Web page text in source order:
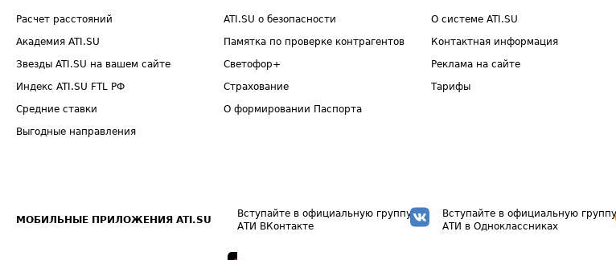
Расчет расстояний
Академия ATI.SU
Звезды ATI.SU на вашем сайте
Индекс ATI.SU FTL РФ
Средние ставки
Выгодные направления
ATI.SU о безопасности
Памятка по проверке контрагентов
Светофор+
Страхование
О формировании Паспорта
О системе ATI.SU
Контактная информация
Реклама на сайте
Тарифы
МОБИЛЬНЫЕ ПРИЛОЖЕНИЯ ATI.SU
Вступайте в официальную группу
АТИ ВКонтакте
Вступайте в официальную группу
АТИ в Одноклассниках